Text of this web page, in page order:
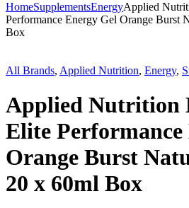
HomeSupplementsEnergyApplied
Performance Energy Gel Orange Burst
Box
All Brands, Applied Nutrition, Energy,
Applied Nutrition
Elite Performance
Orange Burst
20 x 60ml Box